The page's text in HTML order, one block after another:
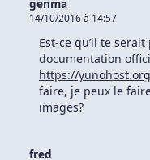
genma
14/10/2016 à 14:57
Est-ce qu’il te
documentation
https://
faire, je peux le
images?
fred